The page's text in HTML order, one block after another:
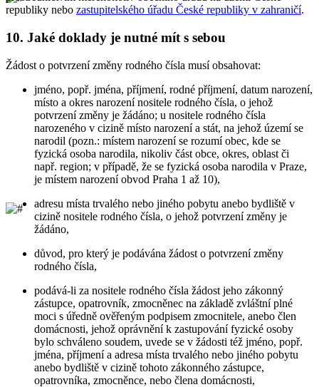
republiky nebo zastupitelského úřadu České republiky v zahraničí.
10. Jaké doklady je nutné mít s sebou
Žádost o potvrzení změny rodného čísla musí obsahovat:
jméno, popř. jména, příjmení, rodné příjmení, datum narození,
místo a okres narození nositele rodného čísla, o jehož
potvrzení změny je žádáno; u nositele rodného čísla
narozeného v cizině místo narození a stát, na jehož území se
narodil (pozn.: místem narození se rozumí obec, kde se
fyzická osoba narodila, nikoliv část obce, okres, oblast či
např. region; v případě, že se fyzická osoba narodila v Praze,
je místem narození obvod Praha 1 až 10),
adresu místa trvalého nebo jiného pobytu anebo bydliště v
cizině nositele rodného čísla, o jehož potvrzení změny je
žádáno,
důvod, pro který je podávána žádost o potvrzení změny
rodného čísla,
podává-li za nositele rodného čísla žádost jeho zákonný
zástupce, opatrovník, zmocněnec na základě zvláštní plné
moci s úředně ověřeným podpisem zmocnitele, anebo člen
domácnosti, jehož oprávnění k zastupování fyzické osoby
bylo schváleno soudem, uvede se v žádosti též jméno, popř.
jména, příjmení a adresa místa trvalého nebo jiného pobytu
anebo bydliště v cizině tohoto zákonného zástupce,
opatrovníka, zmocněnce, nebo člena domácnosti,